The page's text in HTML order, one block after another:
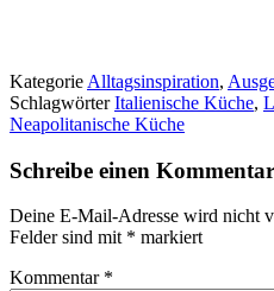
Kategorie Alltagsinspiration,
SchlagwörterItalienische Küche,
Neapolitanische Küche
Schreibe einen Kommentar
Deine E-Mail-Adresse wird nicht
Felder sind mit * markiert
Kommentar *